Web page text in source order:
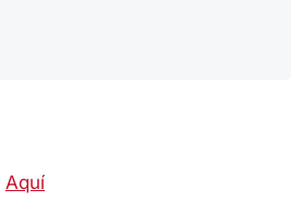
Aquí